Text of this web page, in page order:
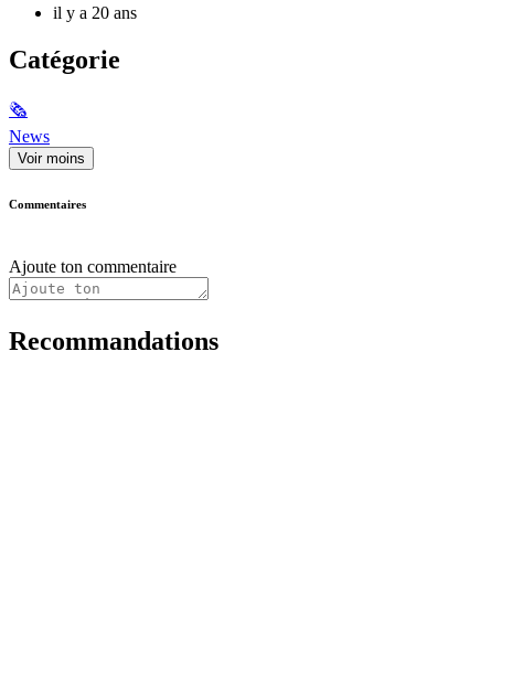
il y a 20 ans
Catégorie
🗞
News
Voir moins
Commentaires
Ajoute ton commentaire
Recommandations